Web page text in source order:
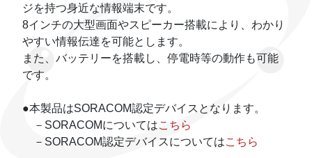
ジを持つ身近な情報端末です。
8インチの大型画面やスピーカー搭載により、わかり
やすい情報伝達を可能とします。
また、バッテリーを搭載し、停電時等の動作も可能
です。
●本製品はSORACOM認定デバイスとなります。
－SORACOMについてはこちら
－SORACOM認定デバイスについてはこちら